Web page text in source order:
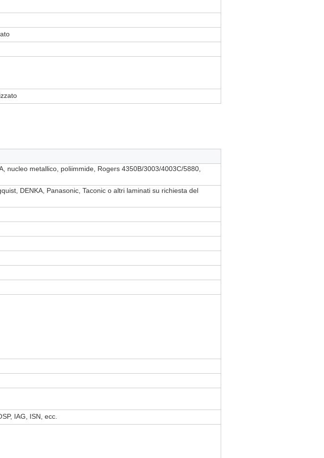
metallico, poliimmide, Rogers 4350B/3003/4003C/5880,
DENKA, Panasonic, Taconic o altri laminati su richiesta del
IAG, ISN, ecc.